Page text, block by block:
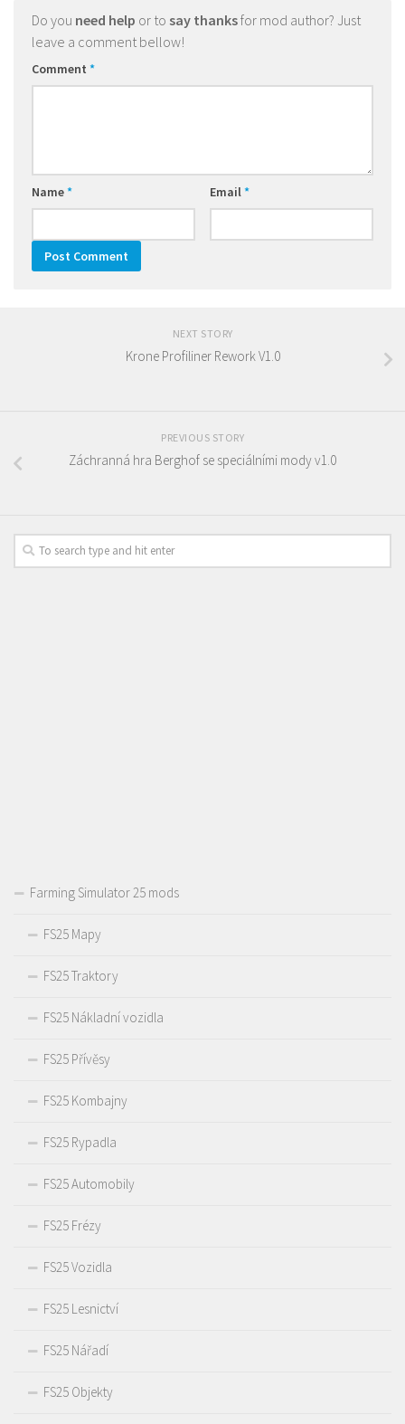
Do you need help or to say thanksfor mod author? Just
leave a comment bellow!
Comment *
Name* Email*
NEXT STORY
Krone Profiliner Rework V1.0
PREVIOUS STORY
Záchranná hra Berghof se speciálními mody v1.0
Farming Simulator 25 mods
FS25 Mapy
FS25 Traktory
FS25 Nákladní vozidla
FS25 Přívěsy
FS25 Kombajny
FS25 Rypadla
FS25 Automobily
FS25 Frézy
FS25 Vozidla
FS25 Lesnictví
FS25 Nářadí
FS25 Objekty